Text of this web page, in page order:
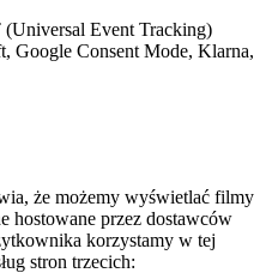
Event Tracking)
Google Consent Mode, Klarna,
że możemy wyświetlać filmy
hostowane przez dostawców
korzystamy w tej
stron trzecich: